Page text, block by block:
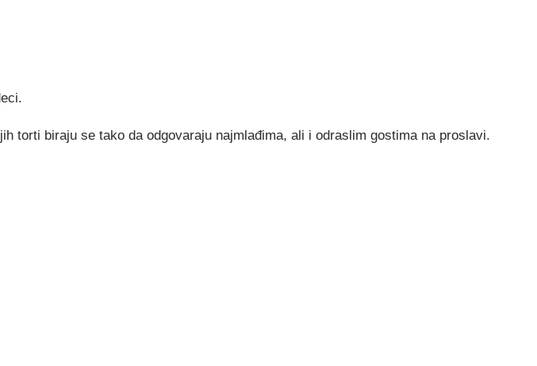
torti biraju se tako da odgovaraju najmlađima, ali i odraslim gostima na proslavi.